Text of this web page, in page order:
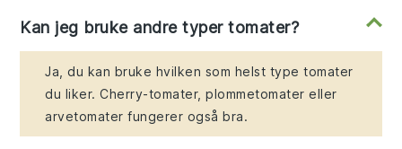
Kan jeg bruke andre typer tomater?
Ja, du kan bruke hvilken som helst type tomater
du liker. Cherry-tomater, plommetomater eller
arvetomater fungerer også bra.